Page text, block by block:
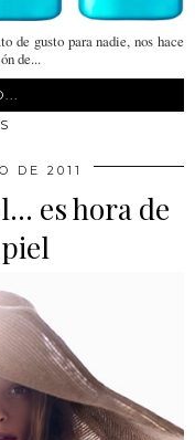
de gusto para nadie, nos hace
de...
DE 2011
es hora de